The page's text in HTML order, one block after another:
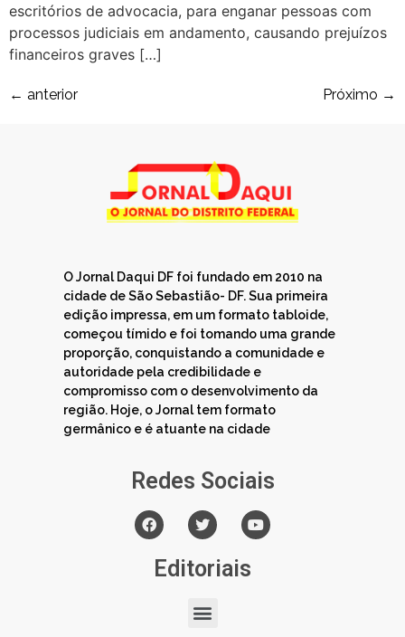
escritórios de advocacia, para enganar pessoas com
processos judiciais em andamento, causando prejuízos
financeiros graves […]
← anterior Próximo →
O Jornal Daqui DF foi fundado em 2010 na
cidade de São Sebastião- DF. Sua primeira
edição impressa, em um formato tabloide,
começou tímido e foi tomando uma grande
proporção, conquistando a comunidade e
autoridade pela credibilidade e
compromisso com o desenvolvimento da
região. Hoje, o Jornal tem formato
germânico e é atuante na cidade
Redes Sociais
Editoriais